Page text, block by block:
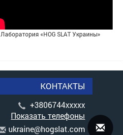
Лаборатория «HOG SLAT Украины»
КОНТАКТЫ
+3806744xxxxx
Показать телефоны
ukraine@hogslat.com